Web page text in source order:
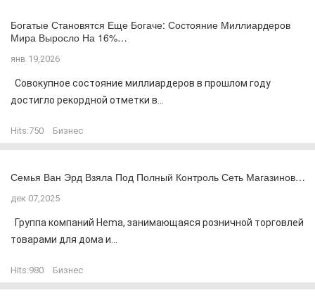
Богатые Становятся Еще Богаче: Состояние Миллиардеров
Мира Выросло На 16%…
янв 19,2026
Совокупное состояние миллиардеров в прошлом году
достигло рекордной отметки в...
Hits:750 Бизнес
Семья Ван Эрд Взяла Под Полный Контроль Сеть Магазинов…
дек 07,2025
Группа компаний Hema, занимающаяся розничной торговлей
товарами для дома и...
Hits:980 Бизнес